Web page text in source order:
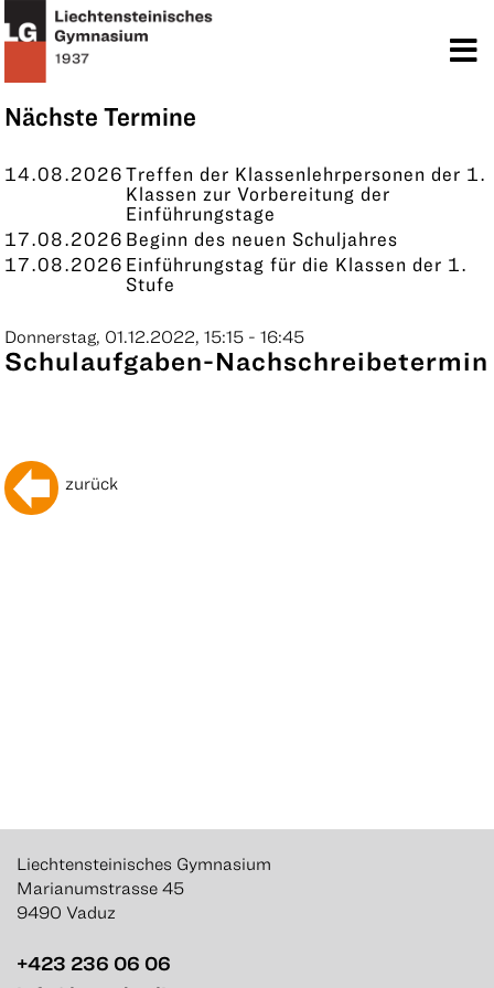
Nächste Termine
14.08.2026Treffen der Klassenlehrpersonen der 1.
Klassen zur Vorbereitung der
Einführungstage
17.08.2026 Beginn des neuen Schuljahres
17.08.2026 Einführungstag für die Klassen der 1.
Stufe
KONTAKT
Donnerstag, 01.12.2022, 15:15 - 16:45
Schulaufgaben-Nachschreibetermin
zurück
Liechtensteinisches Gymnasium
Marianumstrasse 45
9490 Vaduz
+423 236 06 06